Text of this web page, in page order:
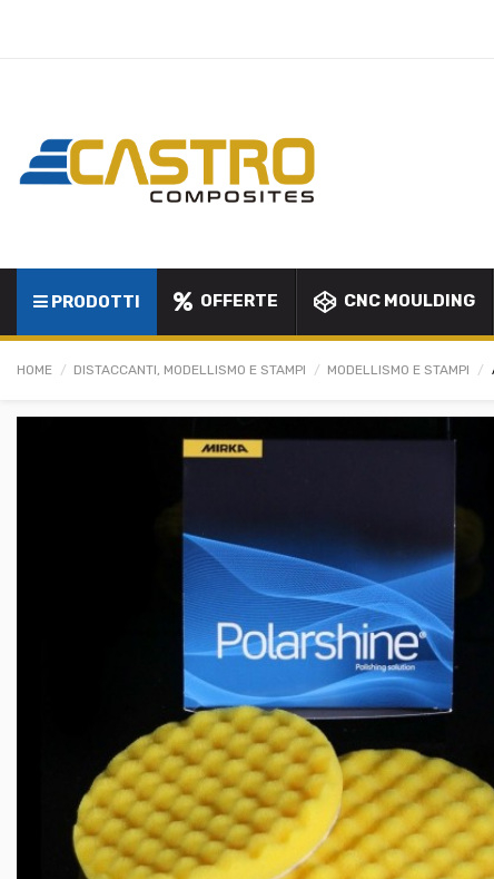
PRODOTTI OFFERTE CNC MOULDING
HOME DISTACCANTI, MODELLISMO E STAMPI MODELLISMO E STAMPI